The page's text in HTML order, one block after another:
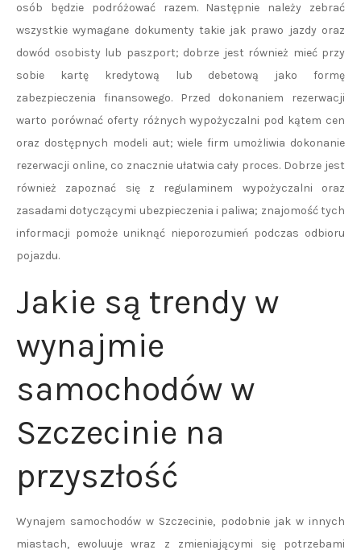
osób będzie podróżować razem. Następnie należy zebrać
wszystkie wymagane dokumenty takie jak prawo jazdy oraz
dowód osobisty lub paszport; dobrze jest również mieć przy
sobie kartę kredytową lub debetową jako formę
zabezpieczenia finansowego. Przed dokonaniem rezerwacji
warto porównać oferty różnych wypożyczalni pod kątem cen
oraz dostępnych modeli aut; wiele firm umożliwia dokonanie
rezerwacji online, co znacznie ułatwia cały proces. Dobrze jest
również zapoznać się z regulaminem wypożyczalni oraz
zasadami dotyczącymi ubezpieczenia i paliwa; znajomość tych
informacji pomoże uniknąć nieporozumień podczas odbioru
pojazdu.
Jakie są trendy w
wynajmie
samochodów w
Szczecinie na
przyszłość
Wynajem samochodów w Szczecinie, podobnie jak w innych
miastach, ewoluuje wraz z zmieniającymi się potrzebami